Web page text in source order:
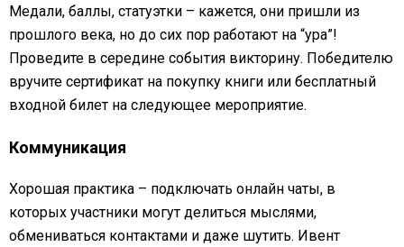
Медали, баллы, статуэтки – кажется, они пришли из
прошлого века, но до сих пор работают на “ура”!
Проведите в середине события викторину. Победителю
вручите сертификат на покупку книги или бесплатный
входной билет на следующее мероприятие.
Коммуникация
Хорошая практика – подключать онлайн чаты, в
которых участники могут делиться мыслями,
обмениваться контактами и даже шутить. Ивент